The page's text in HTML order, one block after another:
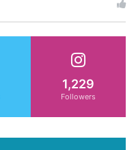
1,229
Followers